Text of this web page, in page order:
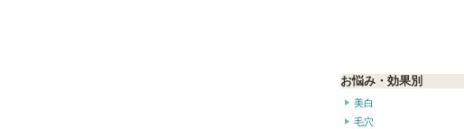
お悩み・効果別
美白
毛穴